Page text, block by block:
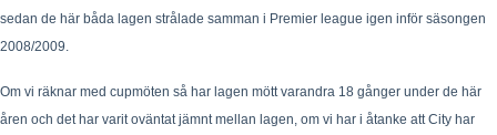
sedan de här båda lagen strålade samman i Premier league igen inför säsongen
2008/2009.
Om vi räknar med cupmöten så har lagen mött varandra 18 gånger under de här
åren och det har varit oväntat jämnt mellan lagen, om vi har i åtanke att City har